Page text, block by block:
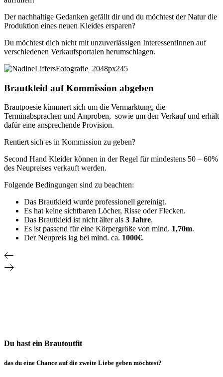
Der nachhaltige Gedanken gefällt dir und du möchtest der Natur die
Produktion eines neuen Kleides ersparen?
Du möchtest dich nicht mit unzuverlässigen InteressentInnen auf
verschiedenen Verkaufsportalen herumschlagen.
Brautkleid auf Kommission abgeben
Brautpoesie kümmert sich um die Vermarktung, die
Terminabsprachen und Anproben, sowie um den Verkauf und erhält
dafür eine ansprechende Provision.
Rentiert sich es in Kommission zu geben?
Second Hand Kleider können in der Regel für mindestens 50 – 60%
des Neupreises verkauft werden.
Folgende Bedingungen sind zu beachten:
Das Brautkleid wurde professionell gereinigt.
Es hat keine sichtbaren Löcher, Risse oder Flecken.
Das Brautkleid ist nicht älter als 3 Jahre.
Es ist passend für eine Körpergröße von mind. 1,70m.
Der Neupreis lag bei mind. ca. 1000€.
Du hast ein Brautoutfit
das du eine Chance auf die zweite Liebe geben möchtest?